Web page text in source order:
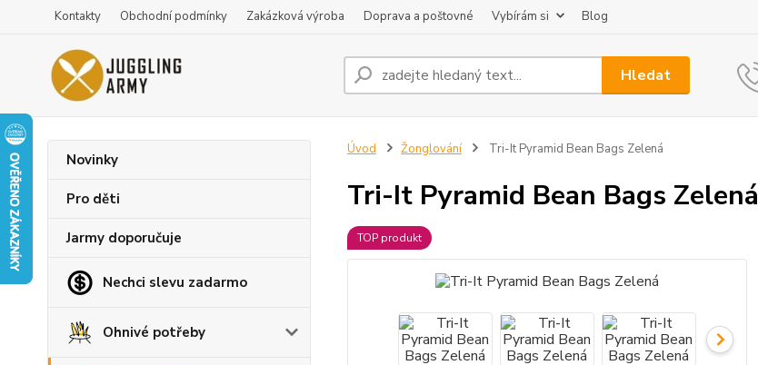
Kontakty Obchodní podmínky Zakázková výroba Doprava a poštovné Vybírám si Blog
Hledat
Novinky
Pro děti
Jarmy doporučuje
Nechci slevu zadarmo
Ohnivé potřeby
Úvod Žonglování Tri-It Pyramid Bean Bags Zelená
Tri-It Pyramid Bean Bags Zelená
TOP produkt